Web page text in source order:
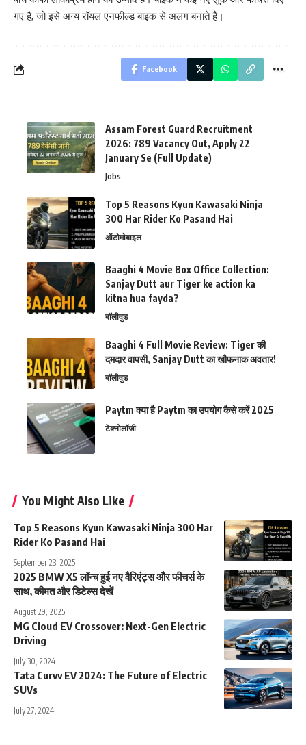
गए हैं, जो इसे अन्य रॉयल एनफील्ड बाइक से अलग बनाते हैं।
Facebook
Assam Forest Guard Recruitment
2026: 789 Vacancy Out, Apply 22
January Se (Full Update)
Jobs
Top 5 Reasons Kyun Kawasaki Ninja
300 Har Rider Ko Pasand Hai
ऑटोमोबाइल
Baaghi 4 Movie Box Office Collection:
Sanjay Dutt aur Tiger ke action ka
kitna hua fayda?
बॉलीवुड
Baaghi 4 Full Movie Review: Tiger की
दमदार वापसी, Sanjay Dutt का खौफनाक अवतार!
बॉलीवुड
Paytm क्या है Paytm का उपयोग कैसे करें 2025
टेक्नोलॉजी
You Might Also Like
Top 5 Reasons Kyun Kawasaki Ninja 300 Har
Rider Ko Pasand Hai
September 23, 2025
2025 BMW X5 लॉन्च हुई नए वैरिएंट्स और फीचर्स के
साथ, कीमत और डिटेल्स देखें
August 29, 2025
MG Cloud EV Crossover: Next-Gen Electric
Driving
July 30, 2024
Tata Curvv EV 2024: The Future of Electric
SUVs
July 27, 2024